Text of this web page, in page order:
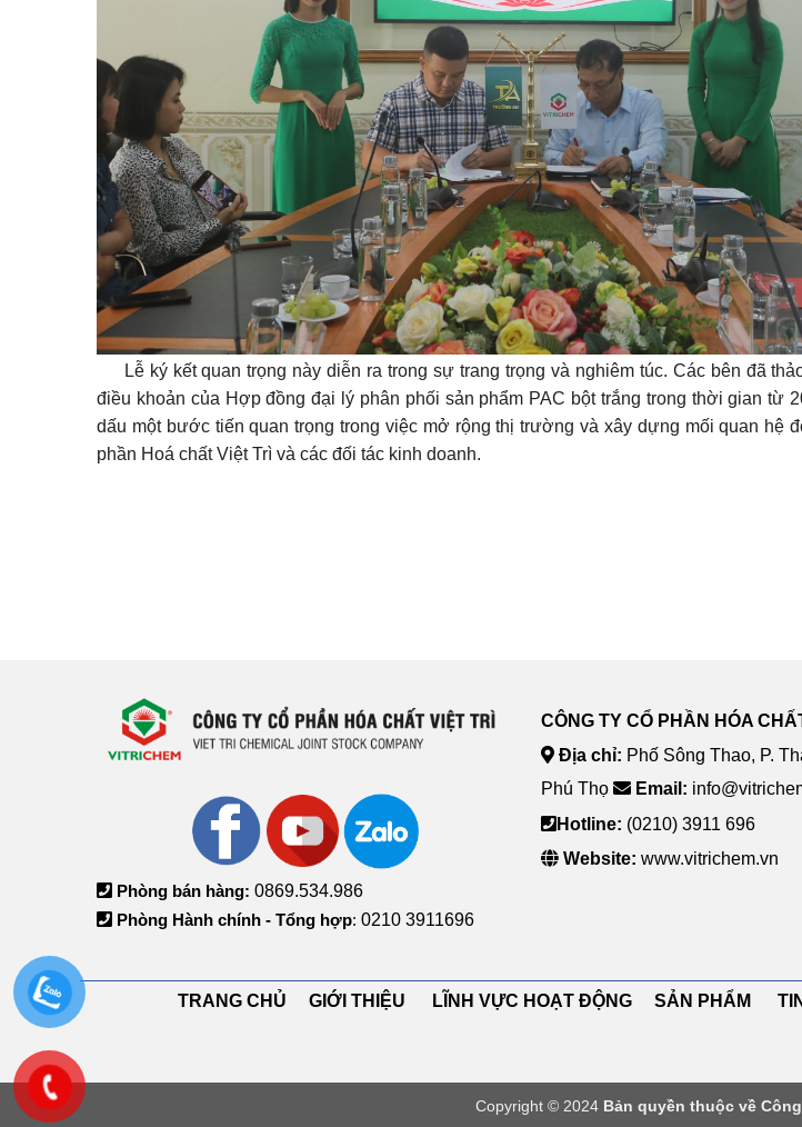
Lễ ký kết quan trọng này diễn ra trong sự trang trọng và nghiêm túc. Các bên đã
điều khoản của Hợp đồng đại lý phân phối sản phẩm PAC bột trắng trong thời gian từ
dấu một bước tiến quan trọng trong việc mở rộng thị trường và xây dựng mối quan hệ
phần Hoá chất Việt Trì và các đối tác kinh doanh.
Phòng bán hàng: 0869.534.986
Phòng Hành chính - Tổng hợp: 0210 3911696
CÔNG TY CỔ PHẦN HÓA
Địa chỉ: Phố Sông Thao, P.
Phú Thọ
Email:
Hotline: (0210) 3911 696
Website: www.vitrichem.vn
TRANG CHỦ GIỚI THIỆU LĨNH VỰC HOẠT ĐỘNG SẢN PHẨM
Copyright © 2024Bản quyền thuộc về